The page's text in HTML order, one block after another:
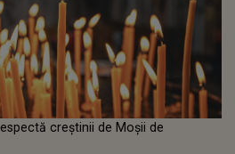
creștinii de Moșii de